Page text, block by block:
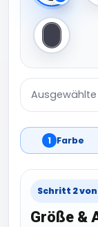
Heather
Ausgewählte
1 Farbe
Schritt 2 von
Größe &